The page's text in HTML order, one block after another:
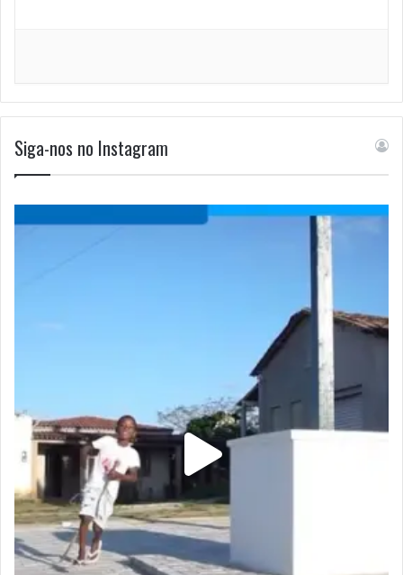
Siga-nos no Instagram